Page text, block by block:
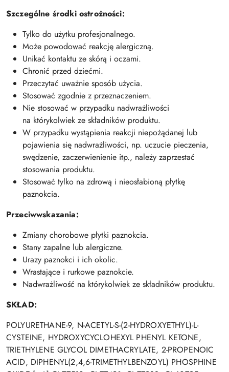
Szczególne środki ostrożności:
Tylko do użytku profesjonalnego.
Może powodować reakcję alergiczną.
Unikać kontaktu ze skórą i oczami.
Chronić przed dziećmi.
Przeczytać uważnie sposób użycia.
Stosować zgodnie z przeznaczeniem.
Nie stosować w przypadku nadwrażliwości
na którykolwiek ze składników produktu.
W przypadku wystąpienia reakcji niepożądanej lub
pojawienia się nadwrażliwości, np. uczucie pieczenia,
swędzenie, zaczerwienienie itp., należy zaprzestać
stosowania produktu.
Stosować tylko na zdrową i nieosłabioną płytkę
paznokcia.
Przeciwwskazania:
Zmiany chorobowe płytki paznokcia.
Stany zapalne lub alergiczne.
Urazy paznokci i ich okolic.
Wrastające i rurkowe paznokcie.
Nadwrażliwość na którykolwiek ze składników produktu.
SKŁAD:
POLYURETHANE-9, N-ACETYL-S-(2-HYDROXYETHYL)-L-
CYSTEINE, HYDROXYCYCLOHEXYL PHENYL KETONE,
TRIETHYLENE GLYCOL DIMETHACRYLATE, 2-PROPENOIC
ACID, DIPHENYL(2,4,6-TRIMETHYLBENZOYL) PHOSPHINE